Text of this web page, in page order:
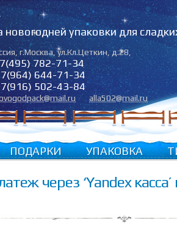
упаковки для
,г.Москва,ул.Кл.Цеткин, д.28
782-71-34
644-71-34
502-43-84
alla502@mail.ru
ПОДАРКИ УПАКОВКА
через ‘Yandex